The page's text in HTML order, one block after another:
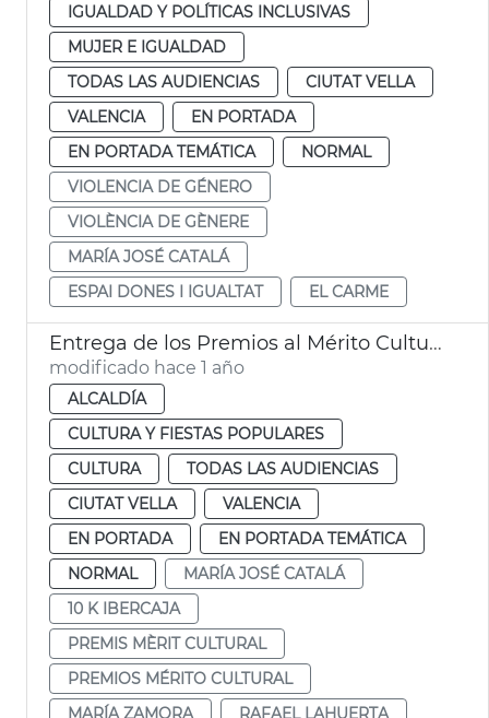
IGUALDAD Y POLÍTICAS INCLUSIVAS
MUJER E IGUALDAD
TODAS LAS AUDIENCIAS
CIUTAT VELLA
VALENCIA
EN PORTADA
EN PORTADA TEMÁTICA
NORMAL
VIOLENCIA DE GÉNERO
VIOLÈNCIA DE GÈNERE
MARÍA JOSÉ CATALÁ
ESPAI DONES I IGUALTAT
EL CARME
Entrega de los Premios al Mérito Cultural
modificado hace 1 año
ALCALDÍA
CULTURA Y FIESTAS POPULARES
CULTURA
TODAS LAS AUDIENCIAS
CIUTAT VELLA
VALENCIA
EN PORTADA
EN PORTADA TEMÁTICA
NORMAL
MARÍA JOSÉ CATALÁ
10 K IBERCAJA
PREMIS MÈRIT CULTURAL
PREMIOS MÉRITO CULTURAL
MARÍA ZAMORA
RAFAEL LAHUERTA